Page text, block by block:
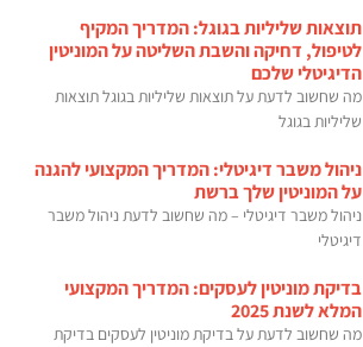
תוצאות שליליות בגוגל: המדריך המקיף
לטיפול, דחיקה והשבת השליטה על המוניטין
הדיגיטלי שלכם
מה שחשוב לדעת על תוצאות שליליות בגוגל תוצאות
שליליות בגוגל
ניהול משבר דיגיטלי: המדריך המקצועי להגנה
על המוניטין שלך ברשת
ניהול משבר דיגיטלי – מה שחשוב לדעת ניהול משבר
דיגיטלי
בדיקת מוניטין לעסקים: המדריך המקצועי
המלא לשנת 2025
מה שחשוב לדעת על בדיקת מוניטין לעסקים בדיקת